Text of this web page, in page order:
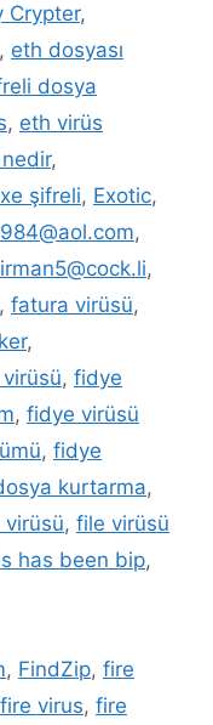
Crypter,
, eth dosyası
dosya
, eth virüs
,
şifreli, Exotic,
,
,
, fatura virüsü,
,
, fidye
, fidye virüsü
, fidye
kurtarma,
virüsü, file virüsü
has been bip,
, FindZip, fire
fire virus, fire